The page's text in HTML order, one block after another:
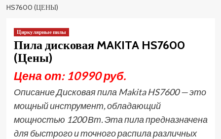
HS7600 (ЦЕНЫ)
Циркулярные пилы
Пила дисковая MAKITA HS7600
(Цены)
Цена от: 10990 руб.
Описание Дисковая пила Makita HS7600 — это
мощный инструмент, обладающий
мощностью 1200 Вт. Эта пила предназначена
для быстрого и точного распила различных